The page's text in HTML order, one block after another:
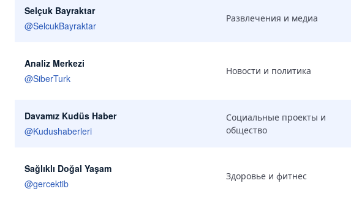
Selçuk Bayraktar
@SelcukBayraktar
Развлечения и медиа
Analiz Merkezi
@SiberTurk
Новости и политика
Davamız Kudüs Haber
@Kudushaberleri
Социальные проекты и
общество
Sağlıklı Doğal Yaşam
@gercektib
Здоровье и фитнес